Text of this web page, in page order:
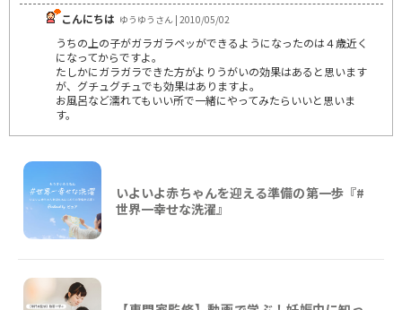
こんにちは ゆうゆうさん | 2010/05/02
うちの上の子がガラガラペッができるようになったのは４歳近く
になってからですよ。
たしかにガラガラできた方がよりうがいの効果はあると思います
が、グチュグチュでも効果はありますよ。
お風呂など濡れてもいい所で一緒にやってみたらいいと思いま
す。
いよいよ赤ちゃんを迎える準備の第一歩『#
世界一幸せな洗濯』